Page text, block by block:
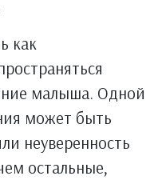
как
малыша. Одной
может быть
неуверенность
остальные,